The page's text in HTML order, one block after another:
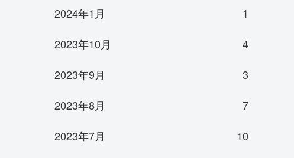
2024年1月
1
2023年10月
4
2023年9月
3
2023年8月
7
2023年7月
10